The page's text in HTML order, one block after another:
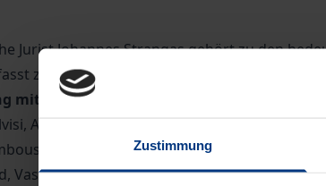
Zustimmung
Jurist Johannes Strangas gehört zu den
zahlreiche wissenschaftliche Beiträge zu
mit / En relation avec / In relazione con
Antonello Calore, Antonis Chanos, Dimitris
Michel Paroussis, Antonio-Enrique
Vassilis Voutsakis, Alexandre Zabalza